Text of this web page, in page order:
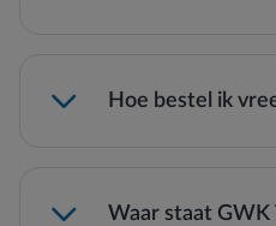
Hoe bestel ik
Waar staat GWK